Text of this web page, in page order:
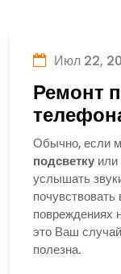
Июл 22,
Ремонт
Обычно, если
подсветкуили
услышать
повреждениях
это Ваш
полезна.